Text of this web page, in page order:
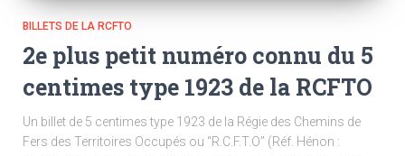
BILLETS DE LA RCFTO
2e plus petit numéro connu du 5
centimes type 1923 de la RCFTO
Un billet de 5 centimes type 1923 de la Régie des Chemins de
Fers des Territoires Occupés ou “R.C.F.T.O” (Réf. Hénon :